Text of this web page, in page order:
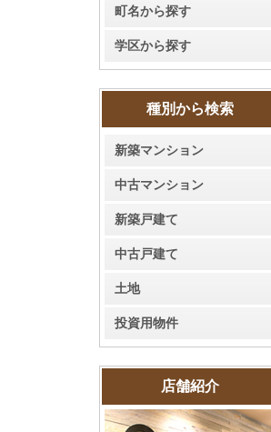
町名から探す
学区から探す
種別から検索
新築マンション
中古マンション
新築戸建て
中古戸建て
土地
投資用物件
店舗紹介